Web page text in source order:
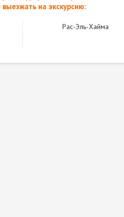
на экскурсию:
Рас-Эль-Хайма